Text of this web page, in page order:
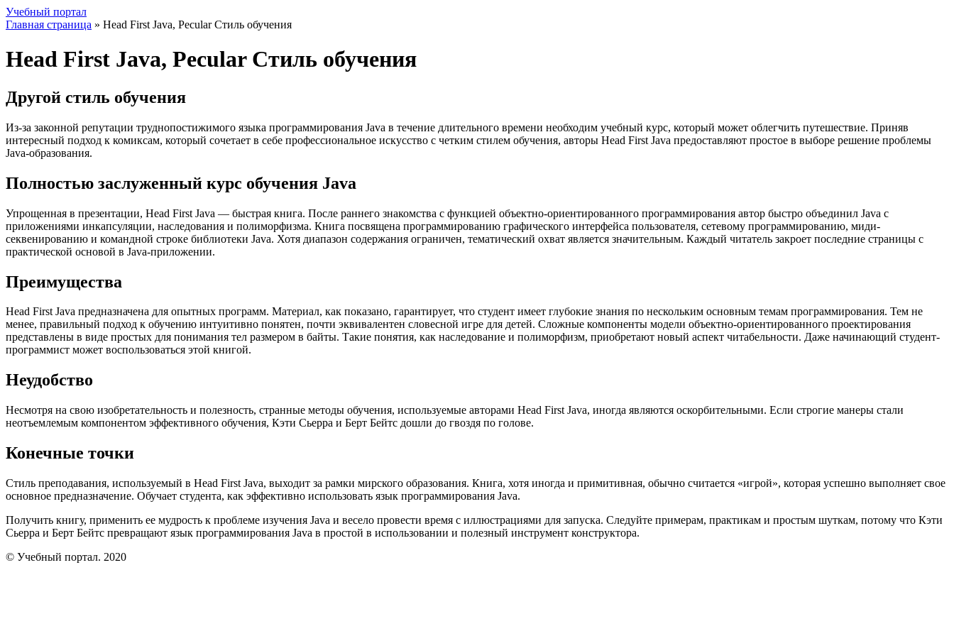
Учебный портал
Главная страница » Head First Java, Pecular Стиль обучения
Head First Java, Pecular Стиль обучения
Другой стиль обучения
Из-за законной репутации труднопостижимого языка программирования Java в течение длительного времени необходим учебный курс, который может облегчить путешествие. Приняв
интересный подход к комиксам, который сочетает в себе профессиональное искусство с четким стилем обучения, авторы Head First Java предоставляют простое в выборе решение проблемы
Java-образования.
Полностью заслуженный курс обучения Java
Упрощенная в презентации, Head First Java — быстрая книга. После раннего знакомства с функцией объектно-ориентированного программирования автор быстро объединил Java с
приложениями инкапсуляции, наследования и полиморфизма. Книга посвящена программированию графического интерфейса пользователя, сетевому программированию, миди-
секвенированию и командной строке библиотеки Java. Хотя диапазон содержания ограничен, тематический охват является значительным. Каждый читатель закроет последние страницы с
практической основой в Java-приложении.
Преимущества
Head First Java предназначена для опытных программ. Материал, как показано, гарантирует, что студент имеет глубокие знания по нескольким основным темам программирования. Тем не
менее, правильный подход к обучению интуитивно понятен, почти эквивалентен словесной игре для детей. Сложные компоненты модели объектно-ориентированного проектирования
представлены в виде простых для понимания тел размером в байты. Такие понятия, как наследование и полиморфизм, приобретают новый аспект читабельности. Даже начинающий студент-
программист может воспользоваться этой книгой.
Неудобство
Несмотря на свою изобретательность и полезность, странные методы обучения, используемые авторами Head First Java, иногда являются оскорбительными. Если строгие манеры стали
неотъемлемым компонентом эффективного обучения, Кэти Сьерра и Берт Бейтс дошли до гвоздя по голове.
Конечные точки
Стиль преподавания, используемый в Head First Java, выходит за рамки мирского образования. Книга, хотя иногда и примитивная, обычно считается «игрой», которая успешно выполняет свое
основное предназначение. Обучает студента, как эффективно использовать язык программирования Java.
Получить книгу, применить ее мудрость к проблеме изучения Java и весело провести время с иллюстрациями для запуска. Следуйте примерам, практикам и простым шуткам, потому что Кэти
Сьерра и Берт Бейтс превращают язык программирования Java в простой в использовании и полезный инструмент конструктора.
© Учебный портал. 2020